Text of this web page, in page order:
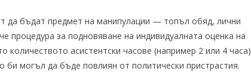
да бъдат предмет на манипулации — топъл обяд, лични
процедура за подновяване на индивидуалната оценка на
количеството асистентски часове (например 2 или 4 часа)
могъл да бъде повлиян от политически пристрастия.